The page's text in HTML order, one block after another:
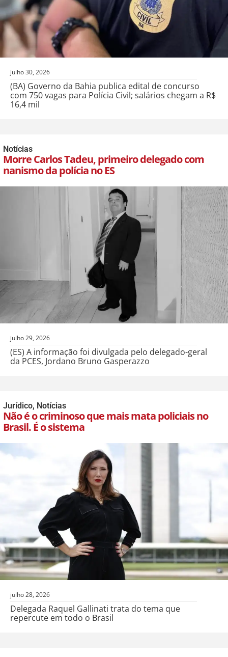
julho 30, 2026
(BA) Governo da Bahia publica edital de concurso
com 750 vagas para Polícia Civil; salários chegam a R$
16,4 mil
Notícias
Morre Carlos Tadeu, primeiro delegado com
nanismo da polícia no ES
julho 29, 2026
(ES) A informação foi divulgada pelo delegado-geral
da PCES, Jordano Bruno Gasperazzo
Jurídico, Notícias
Não é o criminoso que mais mata policiais no
Brasil. É o sistema
julho 28, 2026
Delegada Raquel Gallinati trata do tema que
repercute em todo o Brasil